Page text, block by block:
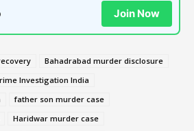
Join Now
Bahadrabad murder disclosure
Investigation India
father son murder case
Haridwar murder case